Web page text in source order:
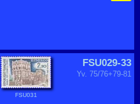
FSU029-33
Yv. 75/76+79-81
FSU031